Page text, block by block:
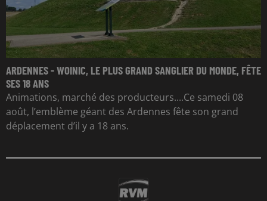
ARDENNES - WOINIC, LE PLUS GRAND SANGLIER DU MONDE, FÊTE
SES 18 ANS
Animations, marché des producteurs....Ce samedi 08
août, l’emblème géant des Ardennes fête son grand
déplacement d’il y a 18 ans.